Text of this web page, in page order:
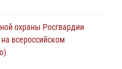
охраны Росгвардии
всероссийском